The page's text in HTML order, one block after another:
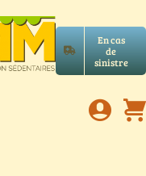
En cas
de
sinistre